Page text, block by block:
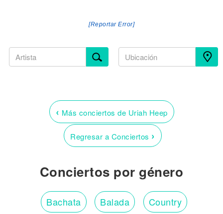
[Reportar Error]
‹ Más conciertos de Uriah Heep
Regresar a Conciertos ›
Conciertos por género
Bachata Balada Country